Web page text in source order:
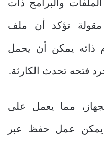
والبرامج ذات
مقولة تؤكد أن ملف
ذاته يمكن أن يحمل
فتحه تحدث الكارثة.
مما يعمل على
يمكن عمل حفظ عبر